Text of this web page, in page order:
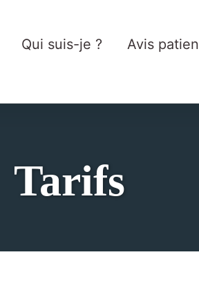
Qui suis-je ? Avis
Tarifs